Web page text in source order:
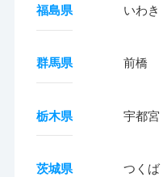
福島県 いわき
群馬県 前橋
栃木県 宇都宮
茨城県 つくば